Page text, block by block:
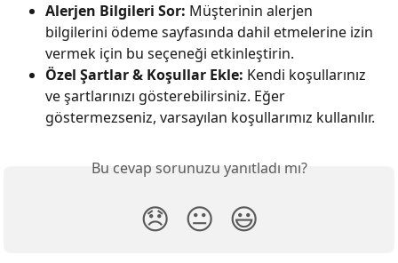
Alerjen Bilgileri Sor: Müşterinin alerjen
bilgilerini ödeme sayfasında dahil etmelerine izin
vermek için bu seçeneği etkinleştirin.
Özel Şartlar & Koşullar Ekle: Kendi koşullarınız
ve şartlarınızı gösterebilirsiniz. Eğer
göstermezseniz, varsayılan koşullarımız kullanılır.
Bu cevap sorunuzu yanıtladı mı?
😞 😐 😃